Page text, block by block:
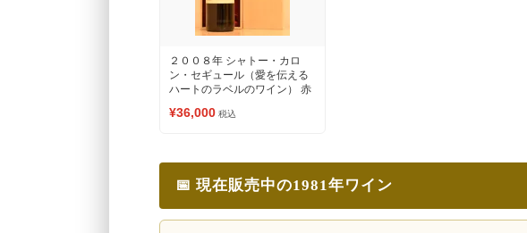
２００８年 シャトー・カロ
ン・セギュール（愛を伝える
ハートのラベルのワイン） 赤
¥36,000 税込
📅 現在販売中の1981年ワイン